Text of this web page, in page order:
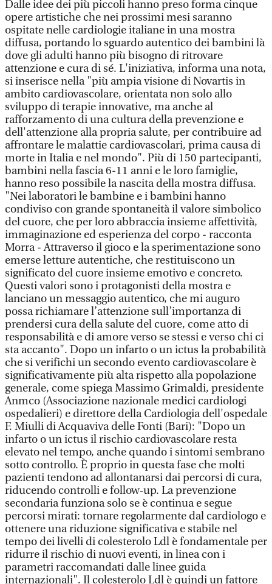
Dalle idee dei più piccoli hanno preso forma cinque
opere artistiche che nei prossimi mesi saranno
ospitate nelle cardiologie italiane in una mostra
diffusa, portando lo sguardo autentico dei bambini là
dove gli adulti hanno più bisogno di ritrovare
attenzione e cura di sé. L'iniziativa, informa una nota,
si inserisce nella "più ampia visione di Novartis in
ambito cardiovascolare, orientata non solo allo
sviluppo di terapie innovative, ma anche al
rafforzamento di una cultura della prevenzione e
dell'attenzione alla propria salute, per contribuire ad
affrontare le malattie cardiovascolari, prima causa di
morte in Italia e nel mondo". Più di 150 partecipanti,
bambini nella fascia 6-11 anni e le loro famiglie,
hanno reso possibile la nascita della mostra diffusa.
"Nei laboratori le bambine e i bambini hanno
condiviso con grande spontaneità il valore simbolico
del cuore, che per loro abbraccia insieme affettività,
immaginazione ed esperienza del corpo - racconta
Morra - Attraverso il gioco e la sperimentazione sono
emerse letture autentiche, che restituiscono un
significato del cuore insieme emotivo e concreto.
Questi valori sono i protagonisti della mostra e
lanciano un messaggio autentico, che mi auguro
possa richiamare l’attenzione sull’importanza di
prendersi cura della salute del cuore, come atto di
responsabilità e di amore verso se stessi e verso chi ci
sta accanto". Dopo un infarto o un ictus la probabilità
che si verifichi un secondo evento cardiovascolare è
significativamente più alta rispetto alla popolazione
generale, come spiega Massimo Grimaldi, presidente
Anmco (Associazione nazionale medici cardiologi
ospedalieri) e direttore della Cardiologia dell'ospedale
F. Miulli di Acquaviva delle Fonti (Bari): "Dopo un
infarto o un ictus il rischio cardiovascolare resta
elevato nel tempo, anche quando i sintomi sembrano
sotto controllo. È proprio in questa fase che molti
pazienti tendono ad allontanarsi dai percorsi di cura,
riducendo controlli e follow‑up. La prevenzione
secondaria funziona solo se è continua e segue
percorsi mirati: tornare regolarmente dal cardiologo e
ottenere una riduzione significativa e stabile nel
tempo dei livelli di colesterolo Ldl è fondamentale per
ridurre il rischio di nuovi eventi, in linea con i
parametri raccomandati dalle linee guida
internazionali". Il colesterolo Ldl è quindi un fattore